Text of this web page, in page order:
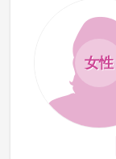
女性